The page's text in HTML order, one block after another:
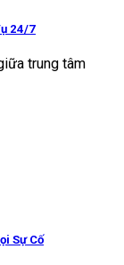
24/7
trung tâm
Sự Cố